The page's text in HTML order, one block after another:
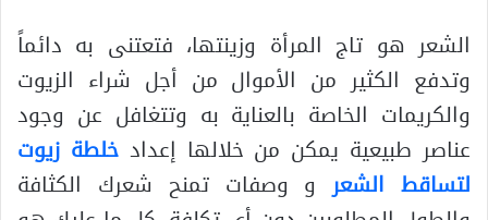
الشعر هو تاج المرأة وزينتها، فتعتنى به دائماً
وتدفع الكثير من الأموال من أجل شراء الزيوت
والكريمات الخاصة بالعناية به وتتغافل عن وجود
عناصر طبيعية يمكن من خلالها إعدادخلطة زيوت
لتساقط الشعر و وصفات تمنح شعرك الكثافة